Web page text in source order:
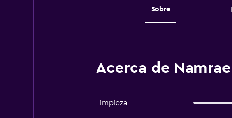
Sobre
Acerca de
Limpieza